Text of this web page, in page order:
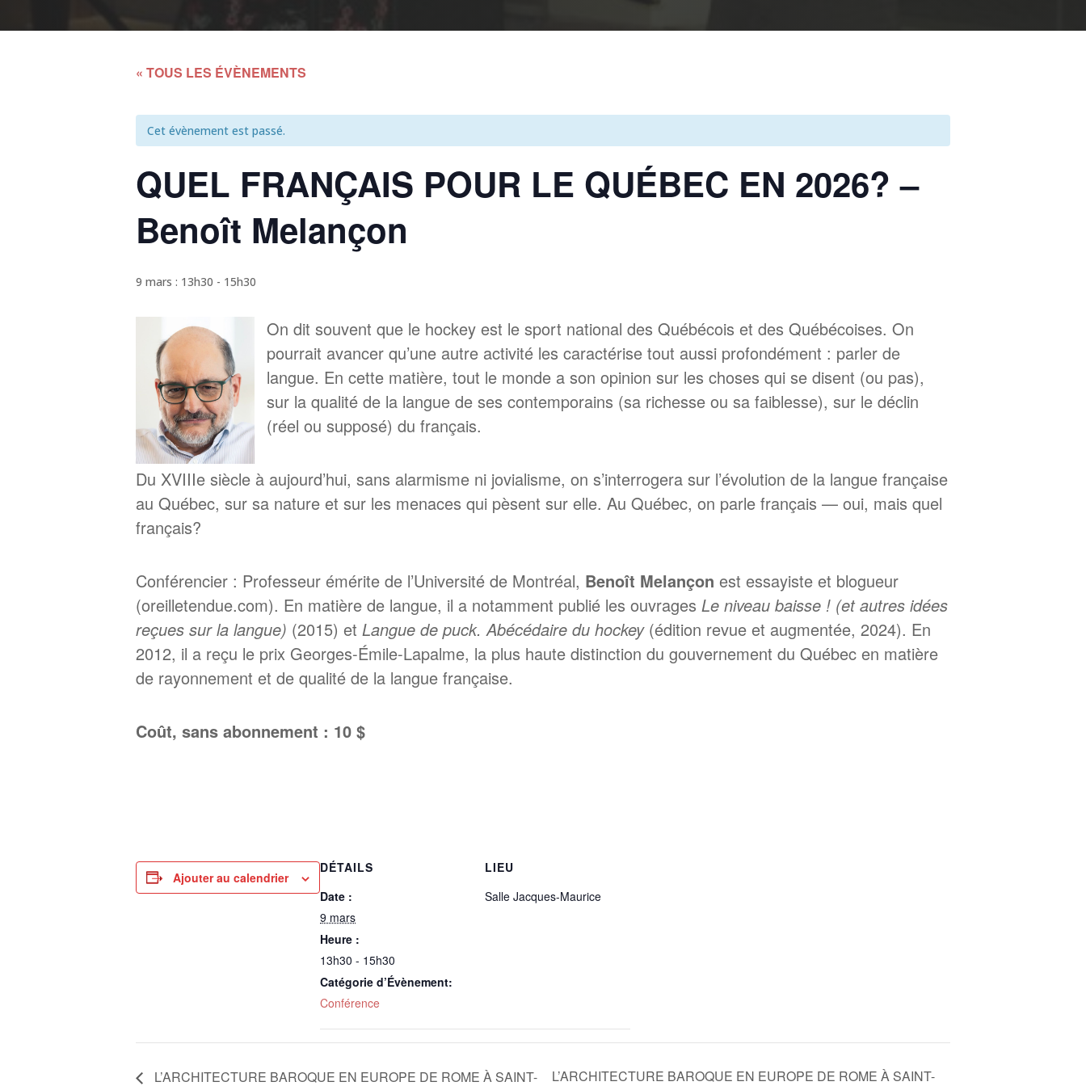
« TOUS LES ÉVÈNEMENTS
Cet évènement est passé.
QUEL FRANÇAIS POUR LE QUÉBEC EN 2026? –
Benoît Melançon
9 mars : 13h30 - 15h30
On dit souvent que le hockey est le sport national des Québécois et des Québécoises. On
pourrait avancer qu’une autre activité les caractérise tout aussi profondément : parler de
langue. En cette matière, tout le monde a son opinion sur les choses qui se disent (ou pas),
sur la qualité de la langue de ses contemporains (sa richesse ou sa faiblesse), sur le déclin
(réel ou supposé) du français.
Du XVIIIe siècle à aujourd’hui, sans alarmisme ni jovialisme, on s’interrogera sur l’évolution de la langue française
au Québec, sur sa nature et sur les menaces qui pèsent sur elle. Au Québec, on parle français — oui, mais quel
français?
Conférencier : Professeur émérite de l’Université de Montréal, Benoît Melançon est essayiste et blogueur
(oreilletendue.com). En matière de langue, il a notamment publié les ouvrages Le niveau baisse ! (et autres idées
reçues sur la langue) (2015) et Langue de puck. Abécédaire du hockey(édition revue et augmentée, 2024). En
2012, il a reçu le prix Georges-Émile-Lapalme, la plus haute distinction du gouvernement du Québec en matière
de rayonnement et de qualité de la langue française.
Coût, sans abonnement : 10 $
Ajouter au calendrier
DÉTAILS
Date :
9 mars
Heure :
13h30 - 15h30
Catégorie d’Évènement:
Conférence
LIEU
Salle Jacques-Maurice
L’ARCHITECTURE BAROQUE EN EUROPE DE ROME À SAINT- L’ARCHITECTURE BAROQUE EN EUROPE DE ROME À SAINT-